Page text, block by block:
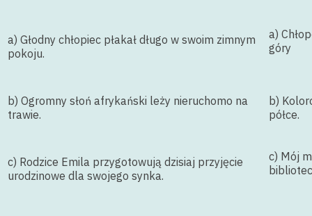
a) Głodny chłopiec płakał długo w swoim zimnym
pokoju.
a)
góry
b) Ogromny słoń afrykański leży nieruchomo na
trawie.
b)
półce.
c) Rodzice Emila przygotowują dzisiaj przyjęcie
urodzinowe dla swojego synka.
c) Mój